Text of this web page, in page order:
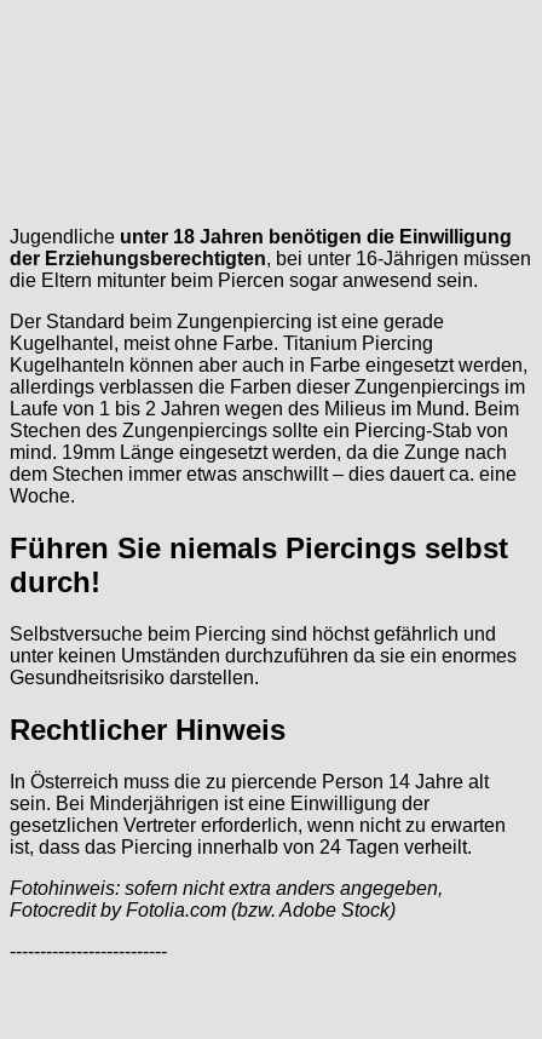
Jugendliche unter 18 Jahren benötigen die Einwilligung
der Erziehungsberechtigten, bei unter 16-Jährigen müssen
die Eltern mitunter beim Piercen sogar anwesend sein.
Der Standard beim Zungenpiercing ist eine gerade
Kugelhantel, meist ohne Farbe. Titanium Piercing
Kugelhanteln können aber auch in Farbe eingesetzt werden,
allerdings verblassen die Farben dieser Zungenpiercings im
Laufe von 1 bis 2 Jahren wegen des Milieus im Mund. Beim
Stechen des Zungenpiercings sollte ein Piercing-Stab von
mind. 19mm Länge eingesetzt werden, da die Zunge nach
dem Stechen immer etwas anschwillt – dies dauert ca. eine
Woche.
Führen Sie niemals Piercings selbst
durch!
Selbstversuche beim Piercing sind höchst gefährlich und
unter keinen Umständen durchzuführen da sie ein enormes
Gesundheitsrisiko darstellen.
Rechtlicher Hinweis
In Österreich muss die zu piercende Person 14 Jahre alt
sein. Bei Minderjährigen ist eine Einwilligung der
gesetzlichen Vertreter erforderlich, wenn nicht zu erwarten
ist, dass das Piercing innerhalb von 24 Tagen verheilt.
Fotohinweis: sofern nicht extra anders angegeben,
Fotocredit by Fotolia.com (bzw. Adobe Stock)
--------------------------